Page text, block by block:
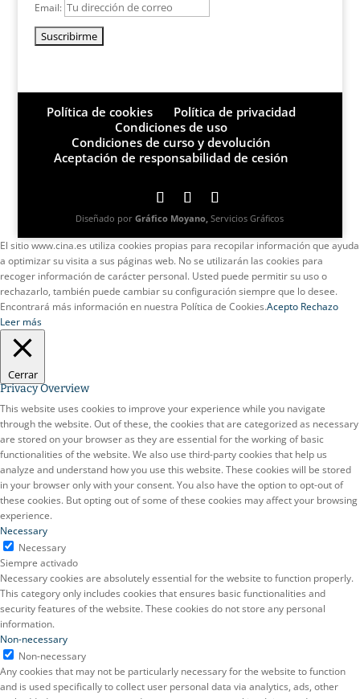
Email:
Política de cookies
Política de privacidad
Condiciones de uso
Condiciones de curso y devolución
Aceptación de responsabilidad de cesión
Diseñado porGráfico Moyano, Servicios Gráficos
El sitio www.cina.es utiliza cookies propias para recopilar información que ayuda
a optimizar su visita a sus páginas web. No se utilizarán las cookies para
recoger información de carácter personal. Usted puede permitir su uso o
rechazarlo, también puede cambiar su configuración siempre que lo desee.
Encontrará más información en nuestra Política de Cookies.Acepto Rechazo
Leer más
Cerrar
Privacy Overview
This website uses cookies to improve your experience while you navigate
through the website. Out of these, the cookies that are categorized as necessary
are stored on your browser as they are essential for the working of basic
functionalities of the website. We also use third-party cookies that help us
analyze and understand how you use this website. These cookies will be stored
in your browser only with your consent. You also have the option to opt-out of
these cookies. But opting out of some of these cookies may affect your browsing
experience.
Necessary
Necessary
Siempre activado
Necessary cookies are absolutely essential for the website to function properly.
This category only includes cookies that ensures basic functionalities and
security features of the website. These cookies do not store any personal
information.
Non-necessary
Non-necessary
Any cookies that may not be particularly necessary for the website to function
and is used specifically to collect user personal data via analytics, ads, other